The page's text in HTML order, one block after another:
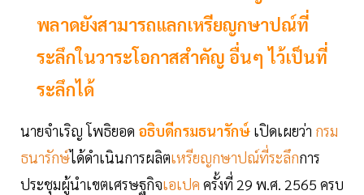
พลาดยังสามารถแลกเหรียญกษาปณ์ที่
ระลึกในวาระโอกาสสำคัญ อื่นๆ ไว้เป็นที่
ระลึกได้
นายจำเริญ โพธิยอด อธิบดีกรมธนารักษ์ เปิดเผยว่า กรม
ธนารักษ์ได้ดำเนินการผลิตเหรียญกษาปณ์ที่ระลึกการ
ประชุมผู้นำเขตเศรษฐกิจเอเปค ครั้งที่ 29 พ.ศ. 2565 ครบ